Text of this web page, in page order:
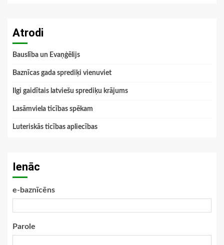
Atrodi
Bauslība un Evaņģēlijs
Baznīcas gada sprediķi vienuviet
Ilgi gaidītais latviešu sprediķu krājums
Lasāmviela ticības spēkam
Luteriskās ticības apliecības
Ienāc
e-baznīcēns
Parole